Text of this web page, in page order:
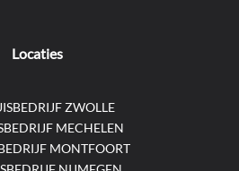
Locaties
ZWOLLE
MECHELEN
MONTFOORT